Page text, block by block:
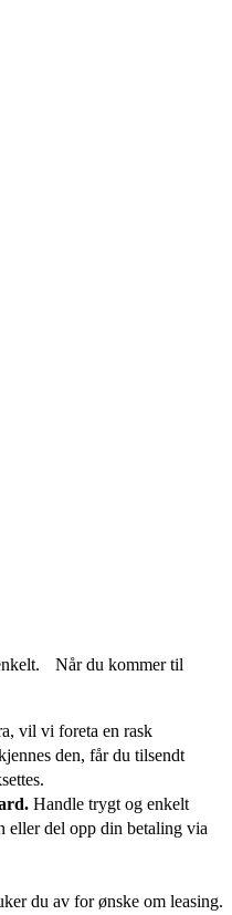
Når du kommer til
vil vi foreta en rask
den, får du tilsendt
Handle trygt og enkelt
eller del opp din betaling via
du av for ønske om leasing.